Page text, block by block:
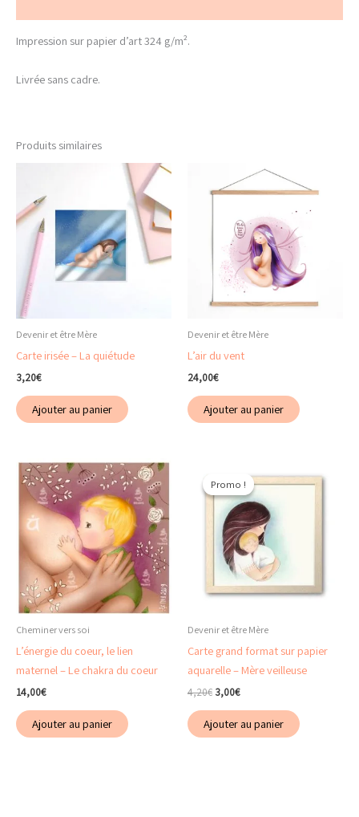
Impression sur papier d’art 324 g/m².
Livrée sans cadre.
Produits similaires
Devenir et être Mère
Carte irisée – La quiétude
3,20€
Ajouter au panier
Devenir et être Mère
L’air du vent
24,00€
Ajouter au panier
Cheminer vers soi
L’énergie du coeur, le lien
maternel – Le chakra du coeur
14,00€
Ajouter au panier
Promo !
Promo !
Devenir et être Mère
Carte grand format sur papier
aquarelle – Mère veilleuse
4,20€ Le
initial
était :
3,00€Le
est :
Ajouter au panier